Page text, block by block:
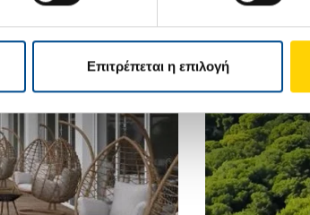
Επιτρέπεται η επιλογή